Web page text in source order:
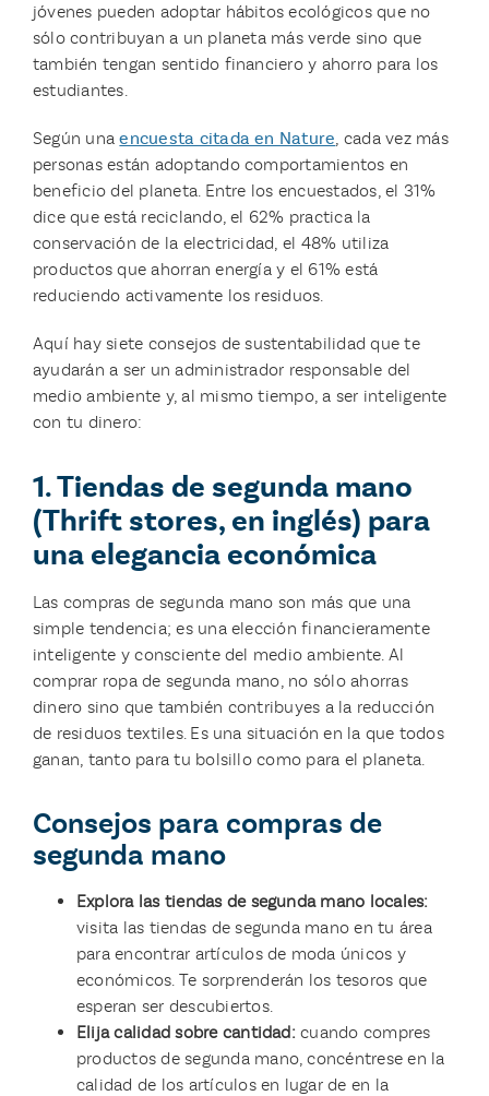
jóvenes pueden adoptar hábitos ecológicos que no
sólo contribuyan a un planeta más verde sino que
también tengan sentido financiero y ahorro para los
estudiantes.
Según unaencuesta citada en Nature, cada vez más
personas están adoptando comportamientos en
beneficio del planeta. Entre los encuestados, el 31%
dice que está reciclando, el 62% practica la
conservación de la electricidad, el 48% utiliza
productos que ahorran energía y el 61% está
reduciendo activamente los residuos.
Aquí hay siete consejos de sustentabilidad que te
ayudarán a ser un administrador responsable del
medio ambiente y, al mismo tiempo, a ser inteligente
con tu dinero:
1. Tiendas de segunda mano
(Thrift stores, en inglés) para
una elegancia económica
Las compras de segunda mano son más que una
simple tendencia; es una elección financieramente
inteligente y consciente del medio ambiente. Al
comprar ropa de segunda mano, no sólo ahorras
dinero sino que también contribuyes a la reducción
de residuos textiles. Es una situación en la que todos
ganan, tanto para tu bolsillo como para el planeta.
Consejos para compras de
segunda mano
Explora las tiendas de segunda mano locales:
visita las tiendas de segunda mano en tu área
para encontrar artículos de moda únicos y
económicos. Te sorprenderán los tesoros que
esperan ser descubiertos.
Elija calidad sobre cantidad: cuando compres
productos de segunda mano, concéntrese en la
calidad de los artículos en lugar de en la